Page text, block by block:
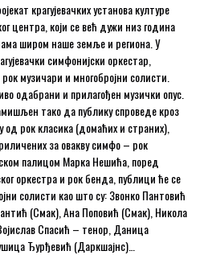
крагујевачких установа културе
центра, који се већ дужи низ година
широм наше земље и региона. У
симфонијски оркестар,
музичари и многобројни солисти.
одабрани и прилагођен музички опус.
тако да публику спроведе кроз
рок класика (домаћих и страних),
за овакву симфо – рок
палицом Марка Нешића, поред
оркестра и рок бенда, публици ће се
солисти као што су: Звонко Пантовић
(Смак), Ана Поповић (Смак), Никола
Спасић – тенор, Даница
Ђурђевић (Даркшајнс)…